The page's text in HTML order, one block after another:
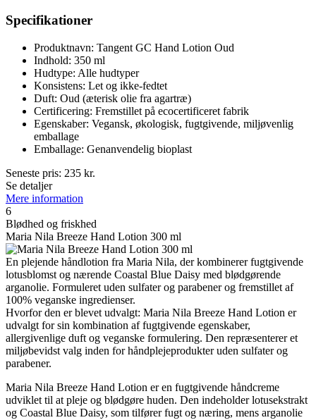
Specifikationer
Produktnavn: Tangent GC Hand Lotion Oud
Indhold: 350 ml
Hudtype: Alle hudtyper
Konsistens: Let og ikke-fedtet
Duft: Oud (æterisk olie fra agartræ)
Certificering: Fremstillet på ecocertificeret fabrik
Egenskaber: Vegansk, økologisk, fugtgivende, miljøvenlig
emballage
Emballage: Genanvendelig bioplast
Seneste pris: 235 kr.
Se detaljer
Mere information
6
Blødhed og friskhed
Maria Nila Breeze Hand Lotion 300 ml
En plejende håndlotion fra Maria Nila, der kombinerer fugtgivende
lotusblomst og nærende Coastal Blue Daisy med blødgørende
arganolie. Formuleret uden sulfater og parabener og fremstillet af
100% veganske ingredienser.
Hvorfor den er blevet udvalgt: Maria Nila Breeze Hand Lotion er
udvalgt for sin kombination af fugtgivende egenskaber,
allergivenlige duft og veganske formulering. Den repræsenterer et
miljøbevidst valg inden for håndplejeprodukter uden sulfater og
parabener.
Maria Nila Breeze Hand Lotion er en fugtgivende håndcreme
udviklet til at pleje og blødgøre huden. Den indeholder lotusekstrakt
og Coastal Blue Daisy, som tilfører fugt og næring, mens arganolie